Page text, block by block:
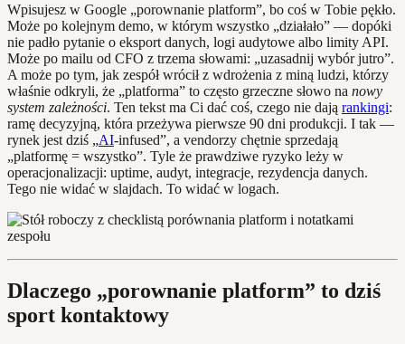
Wpisujesz w Google „porownanie platform”, bo coś w Tobie pękło.
Może po kolejnym demo, w którym wszystko „działało” — dopóki
nie padło pytanie o eksport danych, logi audytowe albo limity API.
Może po mailu od CFO z trzema słowami: „uzasadnij wybór jutro”.
A może po tym, jak zespół wrócił z wdrożenia z miną ludzi, którzy
właśnie odkryli, że „platforma” to często grzeczne słowo na nowy
system zależności. Ten tekst ma Ci dać coś, czego nie dają rankingi:
ramę decyzyjną, która przeżywa pierwsze 90 dni produkcji. I tak —
rynek jest dziś „AI‑infused”, a vendorzy chętnie sprzedają
„platformę = wszystko”. Tyle że prawdziwe ryzyko leży w
operacjonalizacji: uptime, audyt, integracje, rezydencja danych.
Tego nie widać w slajdach. To widać w logach.
Dlaczego „porownanie platform” to dziś
sport kontaktowy